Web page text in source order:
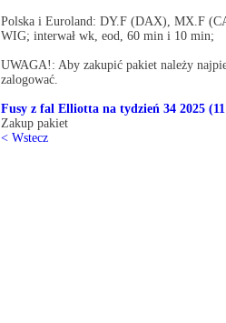
Polska i Euroland: DY.F (DAX), MX.F
WIG; interwał wk, eod, 60 min i 10 min;
UWAGA!: Aby zakupić pakiet należy
zalogować.
Fusy z fal Elliotta na tydzień 34 2025
Zakup pakiet
< Wstecz